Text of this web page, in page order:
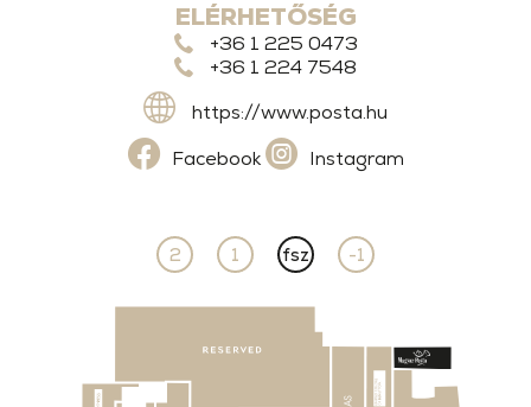
ELÉRHETŐSÉG
+36 1 225 0473
+36 1 224 7548
https://www.posta.hu
Facebook
Instagram
2 1 fsz -1